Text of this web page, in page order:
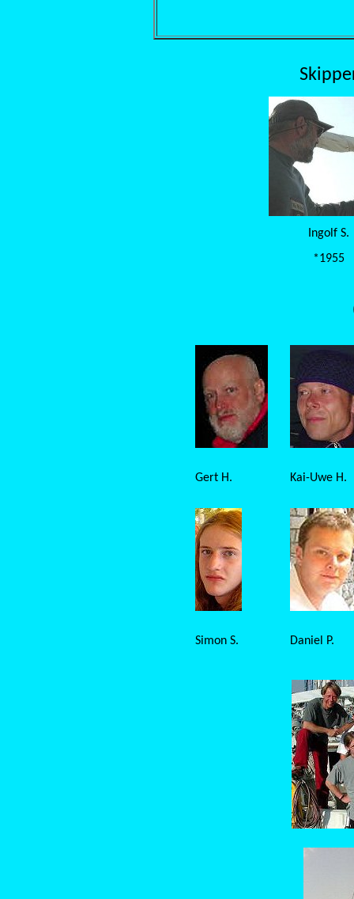
Ingolf S.
*1955
Gert H. Kai-Uwe H.
Simon S. Daniel P.